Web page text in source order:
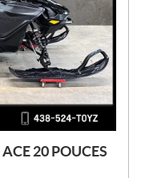
20 POUCES